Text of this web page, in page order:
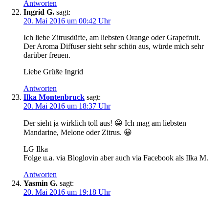
Antworten
Ingrid G. sagt:
20. Mai 2016 um 00:42 Uhr
Ich liebe Zitrusdüfte, am liebsten Orange oder Grapefruit.
Der Aroma Diffuser sieht sehr schön aus, würde mich sehr
darüber freuen.
Liebe Grüße Ingrid
Antworten
Ilka Montenbruck sagt:
20. Mai 2016 um 18:37 Uhr
Der sieht ja wirklich toll aus! 😀 Ich mag am liebsten
Mandarine, Melone oder Zitrus. 😀
LG Ilka
Folge u.a. via Bloglovin aber auch via Facebook als Ilka M.
Antworten
Yasmin G. sagt:
20. Mai 2016 um 19:18 Uhr